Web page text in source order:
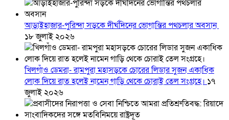
আড়াইহাজার-পুরিন্দা সড়কে দীর্ঘদিনের ভোগান্তির পথচলার অবসান
১৮ জুলাই ২০২৬
খিলগাঁও ডেমরা- রামপুরা মহাসড়কে চোরের লিডার সুজন একাধিক
লোক দিয়ে রাত হলেই নামেন গাড়ি থেকে চোরাই তেল সংগ্রহে। ১৭
জুলাই ২০২৬